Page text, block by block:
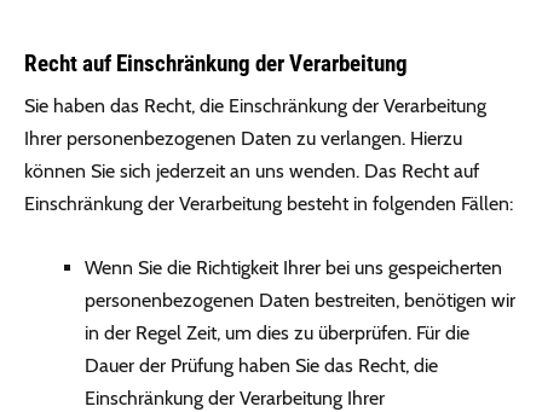
Recht auf Einschränkung der Verarbeitung
Sie haben das Recht, die Einschränkung der Verarbeitung
Ihrer personenbezogenen Daten zu verlangen. Hierzu
können Sie sich jederzeit an uns wenden. Das Recht auf
Einschränkung der Verarbeitung besteht in folgenden Fällen:
Wenn Sie die Richtigkeit Ihrer bei uns gespeicherten
personenbezogenen Daten bestreiten, benötigen wir
in der Regel Zeit, um dies zu überprüfen. Für die
Dauer der Prüfung haben Sie das Recht, die
Einschränkung der Verarbeitung Ihrer